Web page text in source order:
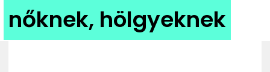
HIP
nőknek, hölgyeknek